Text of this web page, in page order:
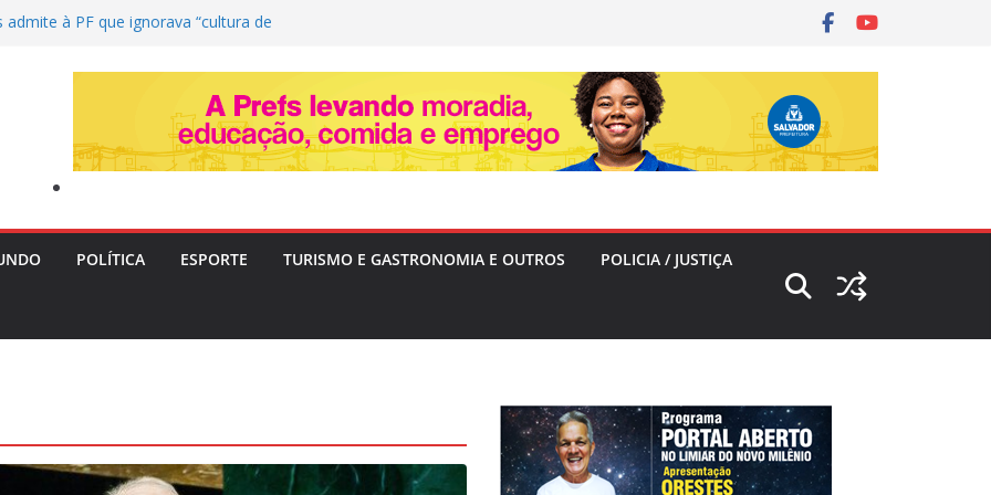
admite à PF que ignorava “cultura de
de Itapuã, em Salvador
Tia Milena revela fim da amizade com
e aponta motivos
a Copa de 2026: volante Fabinho
para o futuro da carreira
POLÍTICA ESPORTE TURISMO E GASTRONOMIA E OUTROS POLICIA / JUSTIÇA